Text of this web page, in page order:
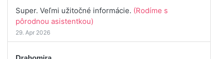
Super. Veľmi užitočné informácie. (Rodíme s
pôrodnou asistentkou)
29. Apr 2026